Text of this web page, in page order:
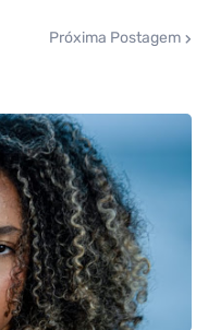
Próxima Postagem